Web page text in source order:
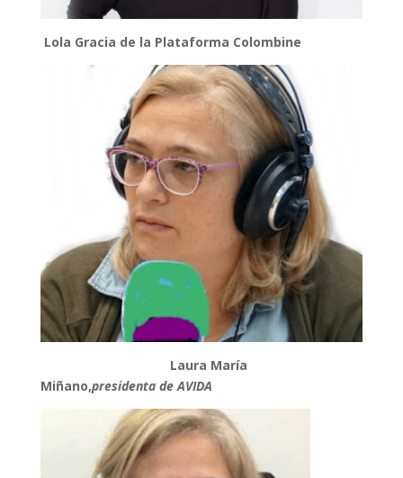
Lola Gracia de la Plataforma Colombine
Laura María
Miñano,presidenta de AVIDA